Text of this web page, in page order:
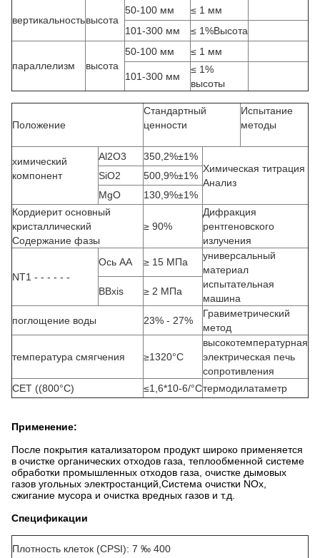
вертикальностьвысота
50-100 мм
≤ 1 мм
101-300 мм
≤ 1%Высота
параллелизм высота
50-100 мм ≤ 1 мм
101-300 мм
≤ 1%
высоты
Положение
Стандартный
ценности
Испытание
методы
химический
компонент
Al2O3
350,2%±1%
Химическая титрация
Анализ
SiO2
500,9%±1%
MgO
130,9%±1%
Кордиерит основный
кристаллический
Содержание фазы
≥ 90%
Дифракция
рентгеновского
излучения
NT1 - - - - - -
Ось AA ≥ 15 МПа
универсальный
материал
испытательная
машина
BBxis ≥ 2 МПа
поглощение воды 23% - 27%
Гравиметрический
метод
температура смягчения ≥1320°C
высокотемпературная
электрическая печь
сопротивления
CET ((800°C)
≤1,6*10-6/°Cтермодилатаметр
Применение:
После покрытия катализатором продукт широко применяется
в очистке органических отходов газа, теплообменной системе
обработки промышленных отходов газа, очистке дымовых
газов угольных электростанций,Система очистки NOx,
сжигание мусора и очистка вредных газов и т.д.
Спецификации
Плотность клеток (CPSI): 7 ‰ 400